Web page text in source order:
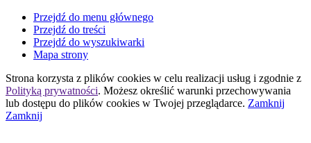
Przejdź do menu głównego
Przejdź do treści
Przejdź do wyszukiwarki
Mapa strony
Strona korzysta z plików cookies w celu realizacji usług i zgodnie z
Polityką prywatności. Możesz określić warunki przechowywania
lub dostępu do plików cookies w Twojej przeglądarce. Zamknij
Zamknij